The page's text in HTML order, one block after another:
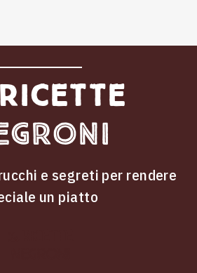
ricette
e segreti per rendere
un piatto